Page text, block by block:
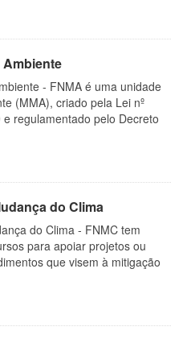
- FNMA é uma unidade
(MMA), criado pela Lei nº
regulamentado pelo Decreto
do Clima
do Clima - FNMC tem
para apoiar projetos ou
que visem à mitigação